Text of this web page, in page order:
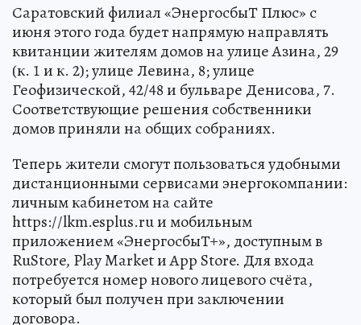
Саратовский филиал «ЭнергосбыТ Плюс» с
июня этого года будет напрямую направлять
квитанции жителям домов на улице Азина, 29
(к. 1 и к. 2); улице Левина, 8; улице
Геофизической, 42/48 и бульваре Денисова, 7.
Соответствующие решения собственники
домов приняли на общих собраниях.
Теперь жители смогут пользоваться удобными
дистанционными сервисами энергокомпании:
личным кабинетом на сайте
https://lkm.esplus.ru и мобильным
приложением «ЭнергосбыТ+», доступным в
RuStore, Play Market и App Store. Для входа
потребуется номер нового лицевого счёта,
который был получен при заключении
договора.